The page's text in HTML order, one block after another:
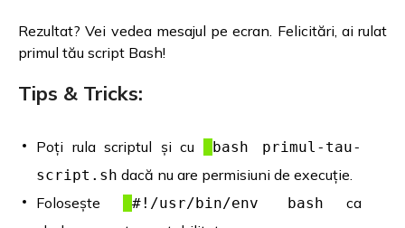
Rezultat? Vei vedea mesajul pe ecran. Felicitări, ai rulat
primul tău script Bash!
Tips & Tricks:
Poți rula scriptul și cu
bash primul-tau-
script.sh dacă nu are permisiuni de execuție.
Folosește
#!/usr/bin/env bash ca